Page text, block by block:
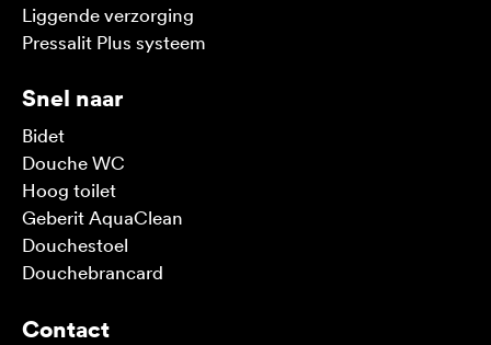
Liggende verzorging
Pressalit Plus systeem
Snel naar
Bidet
Douche WC
Hoog toilet
Geberit AquaClean
Douchestoel
Douchebrancard
Contact